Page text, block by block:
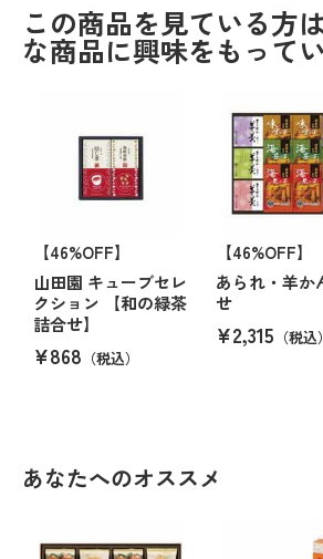
この商品を見ている方
な商品に興味をもって
【46%OFF】
山田園 キューブセレ
クション 【和の緑茶
詰合せ】
¥868 （税込）
【46%OFF】
あられ・羊か
せ
¥2,315 （税込）
あなたへのオススメ